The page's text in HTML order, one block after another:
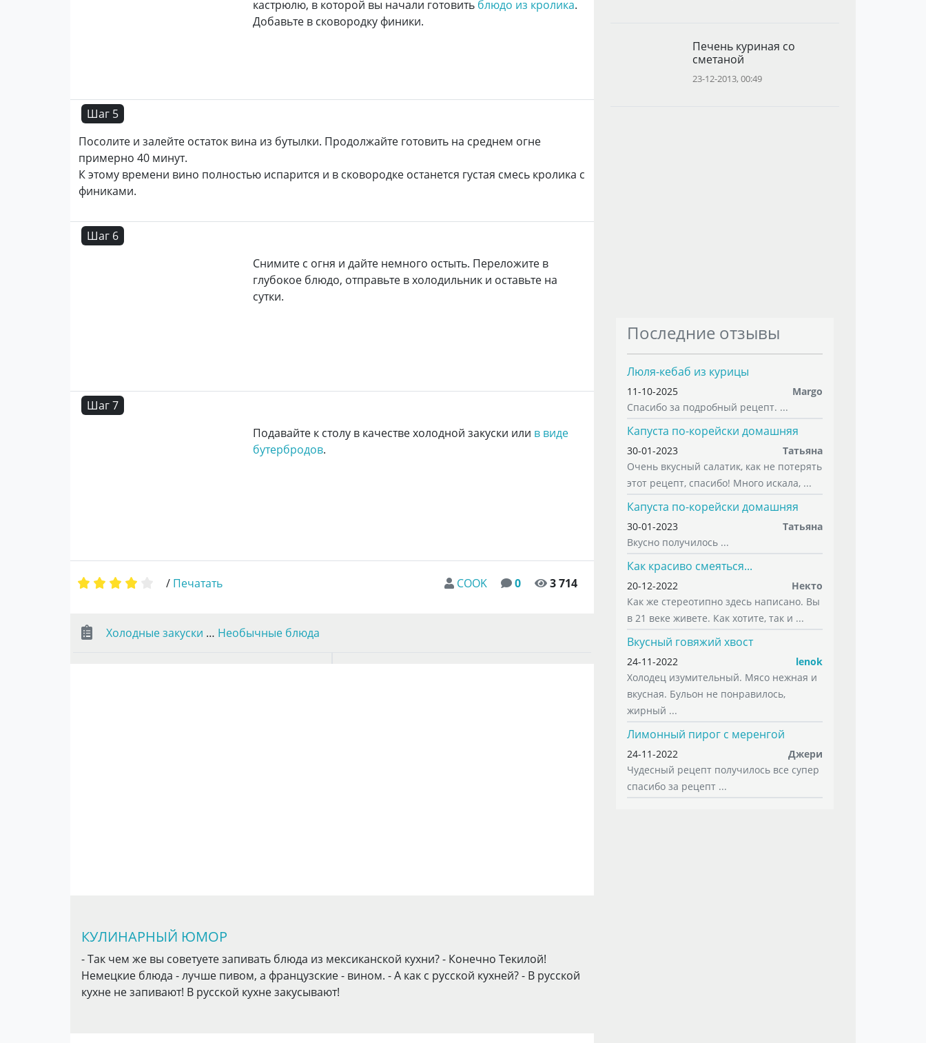
кастрюлю, в которой вы начали готовить блюдо из кролика.
Добавьте в сковородку финики.
Шаг 5
Посолите и залейте остаток вина из бутылки. Продолжайте готовить на среднем огне
примерно 40 минут.
К этому времени вино полностью испарится и в сковородке останется густая смесь кролика с
финиками.
Шаг 6
Снимите с огня и дайте немного остыть. Переложите в
глубокое блюдо, отправьте в холодильник и оставьте на
сутки.
Шаг 7
Подавайте к столу в качестве холодной закуски или в виде
бутербродов.
COOK 0 3 714
/ Печатать
Холодные закуски … Необычные блюда
КУЛИНАРНЫЙ ЮМОР
- Так чем же вы советуете запивать блюда из мексиканской кухни? - Конечно Текилой!
Немецкие блюда - лучше пивом, а французские - вином. - А как с русской кухней? - В русской
кухне не запивают! В русской кухне закусывают!
Печень куриная со
сметаной
23-12-2013, 00:49
Последние отзывы
Люля-кебаб из курицы
11-10-2025
Margo
Спасибо за подробный рецепт. ...
Капуста по-корейски домашняя
30-01-2023
Татьяна
Очень вкусный салатик, как не потерять
этот рецепт, спасибо! Много искала, ...
Капуста по-корейски домашняя
30-01-2023
Татьяна
Вкусно получилось ...
Как красиво смеяться...
20-12-2022
Некто
Как же стереотипно здесь написано. Вы
в 21 веке живете. Как хотите, так и ...
Вкусный говяжий хвост
24-11-2022
lenok
Холодец изумительный. Мясо нежная и
вкусная. Бульон не понравилось,
жирный ...
Лимонный пирог с меренгой
24-11-2022
Джери
Чудесный рецепт получилось все супер
спасибо за рецепт ...